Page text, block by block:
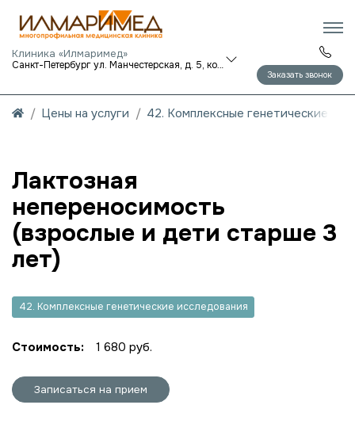
Клиника «Илмаримед»
Санкт-Петербург ул. Манчестерская, д. 5, корп. 1
Заказать звонок
Цены на услуги 42. Комплексные генетические
Лактозная
непереносимость
(взрослые и дети старше 3
лет)
42. Комплексные генетические исследования
Стоимость: 1 680 руб.
Записаться на прием